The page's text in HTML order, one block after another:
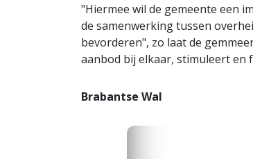
"Hiermee wil de gemeente een
de samenwerking tussen
bevorderen", zo laat de
aanbod bij elkaar, stimuleert en
Brabantse Wal